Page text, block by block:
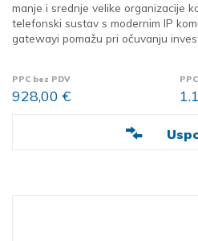
manje i srednje velike organizacije
telefonski sustav s modernim IP
gatewayi pomažu pri očuvanju
PPC bez PDV
928,00 €